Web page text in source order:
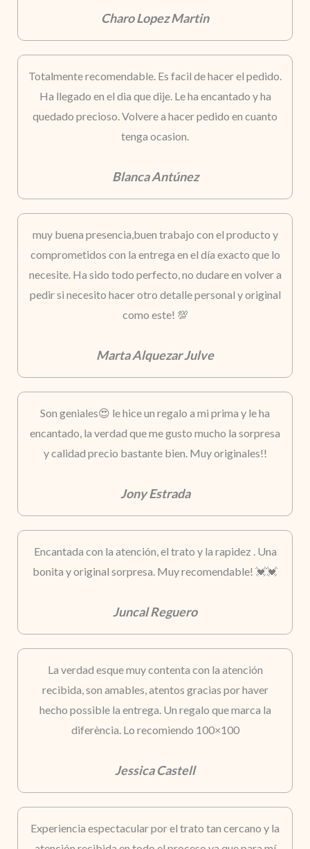
Charo Lopez Martin
Totalmente recomendable. Es facil de hacer el pedido.
Ha llegado en el dia que dije. Le ha encantado y ha
quedado precioso. Volvere a hacer pedido en cuanto
tenga ocasion.
Blanca Antúnez
muy buena presencia,buen trabajo con el producto y
comprometidos con la entrega en el día exacto que lo
necesite. Ha sido todo perfecto, no dudare en volver a
pedir si necesito hacer otro detalle personal y original
como este! 💯
Marta Alquezar Julve
Son geniales😍 le hice un regalo a mi prima y le ha
encantado, la verdad que me gusto mucho la sorpresa
y calidad precio bastante bien. Muy originales!!
Jony Estrada
Encantada con la atención, el trato y la rapidez . Una
bonita y original sorpresa. Muy recomendable! 💓💓
Juncal Reguero
La verdad esque muy contenta con la atención
recibida, son amables, atentos gracias por haver
hecho possible la entrega. Un regalo que marca la
diferència. Lo recomiendo 100×100
Jessica Castell
Experiencia espectacular por el trato tan cercano y la